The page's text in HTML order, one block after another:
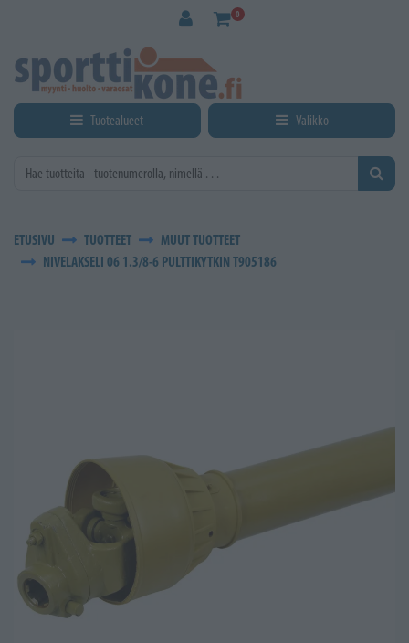
0
Tuotealueet Valikko
ETUSIVU TUOTTEET
MUUT TUOTTEET
NIVELAKSELI 06 1.3/8-6 PULTTIKYTKIN T905186